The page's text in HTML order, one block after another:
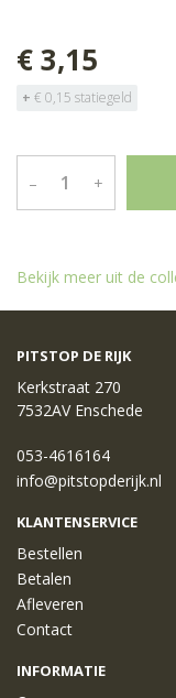
€ 3,15
+ € 0,15 statiegeld
– +
Bekijk meer uit de
PITSTOP DE RIJK
Kerkstraat 270
7532AV Enschede
053-4616164
info@pitstopderijk.nl
KLANTENSERVICE
Bestellen
Betalen
Afleveren
Contact
INFORMATIE